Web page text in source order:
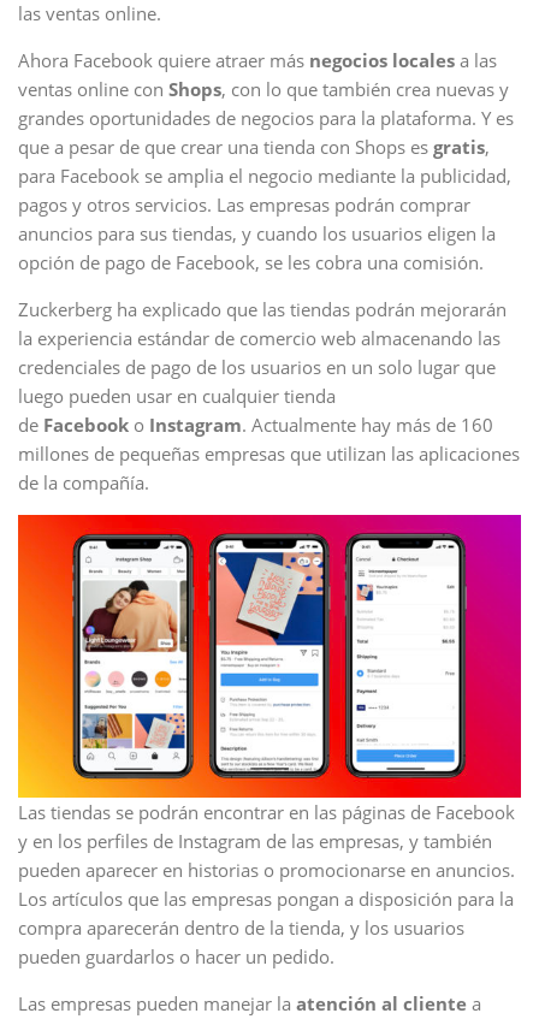
las ventas online.
Ahora Facebook quiere atraer más negocios locales a las
ventas online con Shops, con lo que también crea nuevas y
grandes oportunidades de negocios para la plataforma. Y es
que a pesar de que crear una tienda con Shops es gratis,
para Facebook se amplia el negocio mediante la publicidad,
pagos y otros servicios. Las empresas podrán comprar
anuncios para sus tiendas, y cuando los usuarios eligen la
opción de pago de Facebook, se les cobra una comisión.
Zuckerberg ha explicado que las tiendas podrán mejorarán
la experiencia estándar de comercio web almacenando las
credenciales de pago de los usuarios en un solo lugar que
luego pueden usar en cualquier tienda
de Facebook o Instagram. Actualmente hay más de 160
millones de pequeñas empresas que utilizan las aplicaciones
de la compañía.
Las tiendas se podrán encontrar en las páginas de Facebook
y en los perfiles de Instagram de las empresas, y también
pueden aparecer en historias o promocionarse en anuncios.
Los artículos que las empresas pongan a disposición para la
compra aparecerán dentro de la tienda, y los usuarios
pueden guardarlos o hacer un pedido.
Las empresas pueden manejar la atención al cliente a